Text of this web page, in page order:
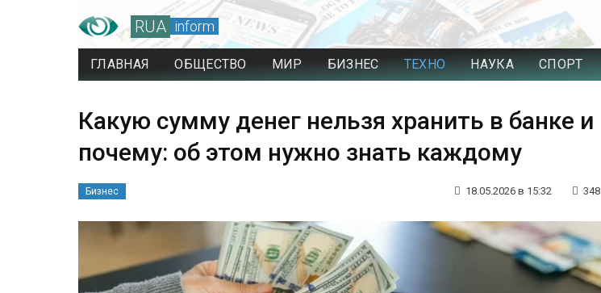
RUA inform
ГЛАВНАЯ ОБЩЕСТВО МИР БИЗНЕС ТЕХНО НАУКА СПОРТ
Какую сумму денег нельзя хранить в банке и
почему: об этом нужно знать каждому
Бизнес 18.05.2026 в 15:32 348